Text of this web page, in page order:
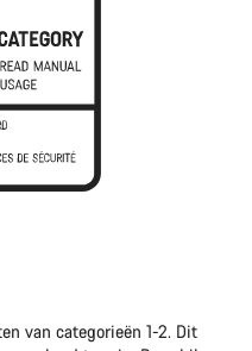
van categorieën 1-2. Dit